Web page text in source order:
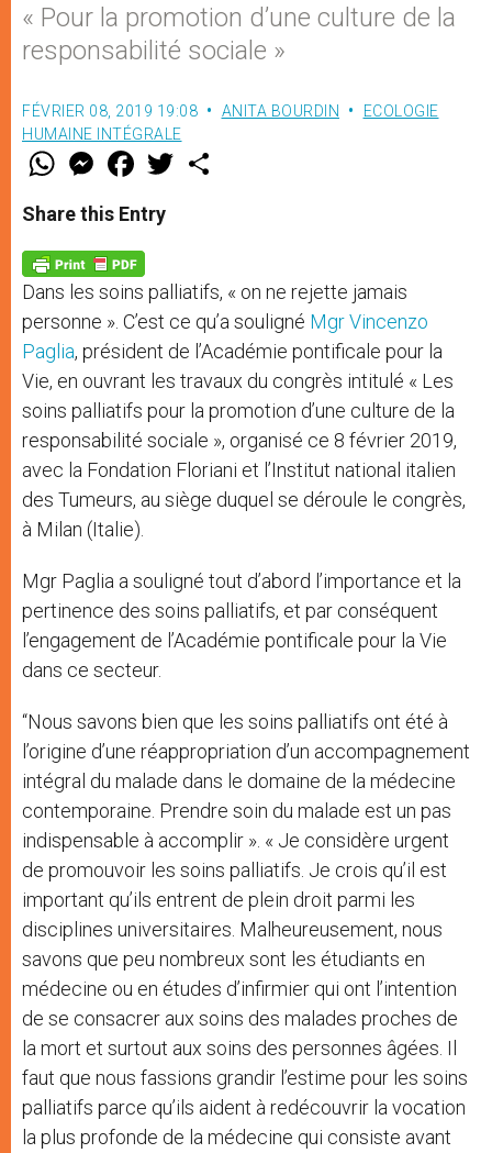
« Pour la promotion d’une culture de la
responsabilité sociale »
FÉVRIER 08, 2019 19:08 ANITA BOURDIN
ECOLOGIE
HUMAINE INTÉGRALE
W
t
s
p
p
M
e
s
e
g
e
r
F
a
e
b
o
k
w
Share this Entry
Dans les soins palliatifs, « on ne rejette jamais
personne ». C’est ce qu’a souligné Mgr Vincenzo
Paglia, président de l’Académie pontificale pour la
Vie, en ouvrant les travaux du congrès intitulé « Les
soins palliatifs pour la promotion d’une culture de la
responsabilité sociale », organisé ce 8 février 2019,
avec la Fondation Floriani et l’Institut national italien
des Tumeurs, au siège duquel se déroule le congrès,
à Milan (Italie).
Mgr Paglia a souligné tout d’abord l’importance et la
pertinence des soins palliatifs, et par conséquent
l’engagement de l’Académie pontificale pour la Vie
dans ce secteur.
“Nous savons bien que les soins palliatifs ont été à
l’origine d’une réappropriation d’un accompagnement
intégral du malade dans le domaine de la médecine
contemporaine. Prendre soin du malade est un pas
indispensable à accomplir ». « Je considère urgent
de promouvoir les soins palliatifs. Je crois qu’il est
important qu’ils entrent de plein droit parmi les
disciplines universitaires. Malheureusement, nous
savons que peu nombreux sont les étudiants en
médecine ou en études d’infirmier qui ont l’intention
de se consacrer aux soins des malades proches de
la mort et surtout aux soins des personnes âgées. Il
faut que nous fassions grandir l’estime pour les soins
palliatifs parce qu’ils aident à redécouvrir la vocation
la plus profonde de la médecine qui consiste avant